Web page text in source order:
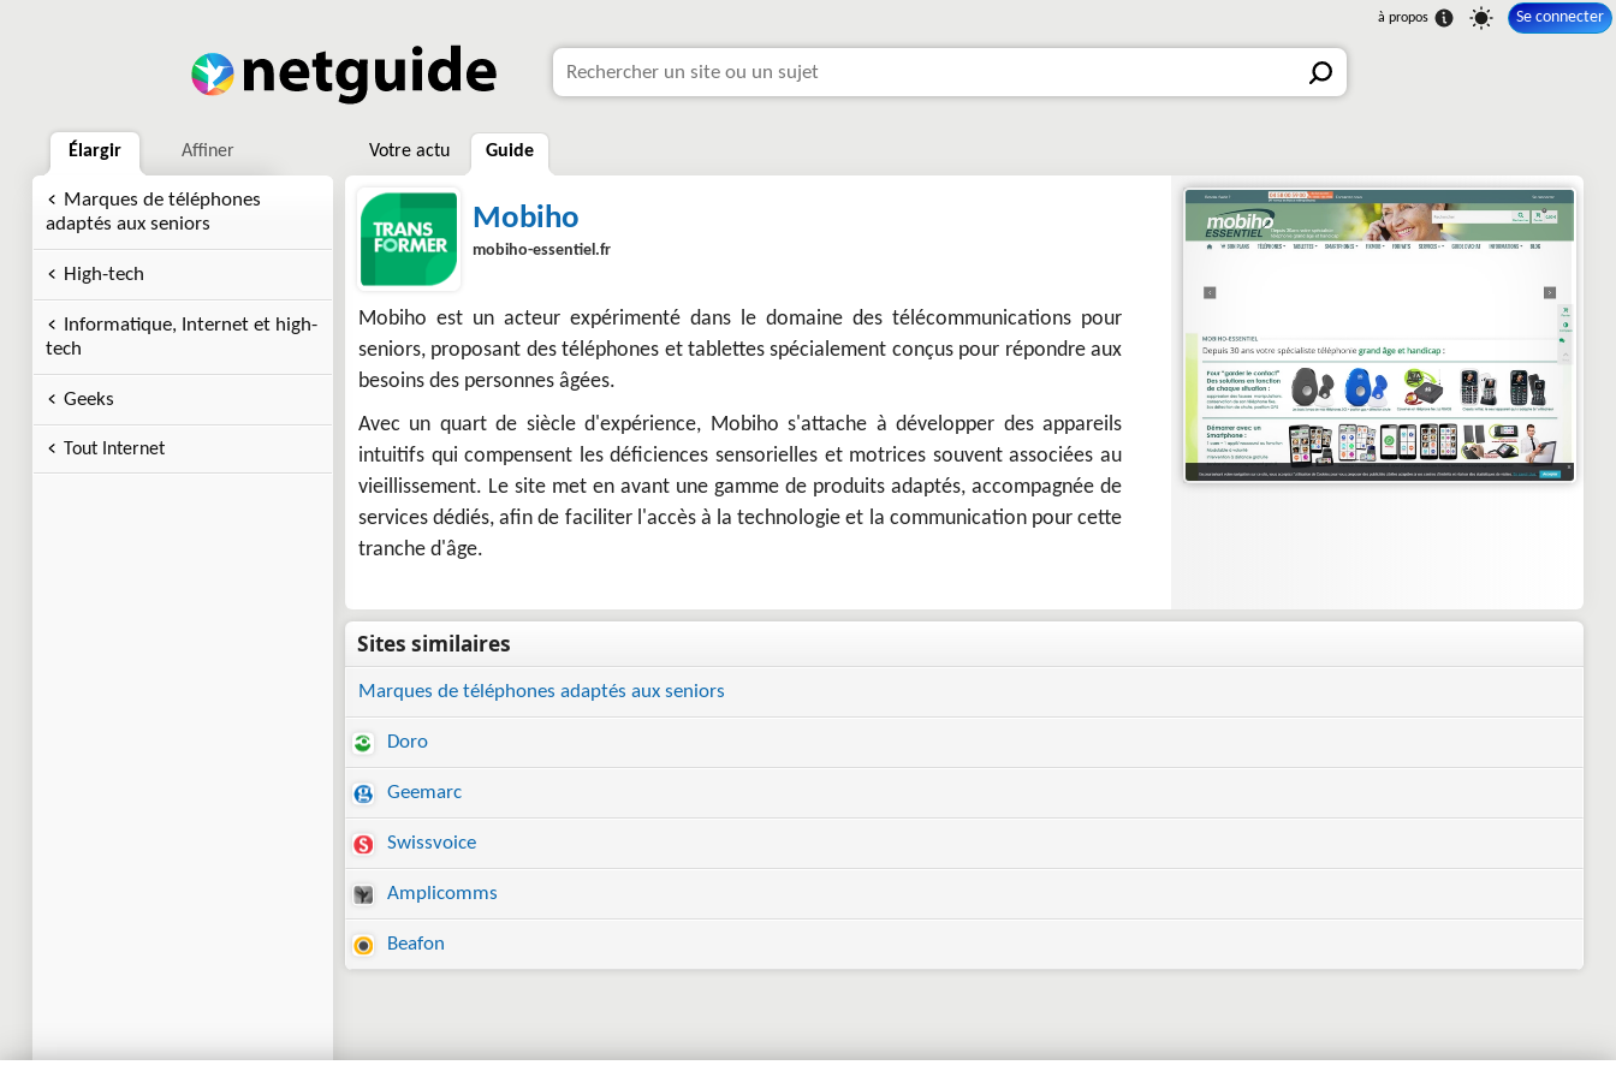
Se connecter
Élargir Affiner
Marques de téléphones
adaptés aux seniors
High-tech
Informatique, Internet et high-
tech
Geeks
Tout Internet
Votre actu Guide
Mobiho
mobiho-essentiel.fr
Mobiho est un acteur expérimenté dans le domaine des télécommunications pour
seniors, proposant des téléphones et tablettes spécialement conçus pour répondre aux
besoins des personnes âgées.
Avec un quart de siècle d'expérience, Mobiho s'attache à développer des appareils
intuitifs qui compensent les déficiences sensorielles et motrices souvent associées au
vieillissement. Le site met en avant une gamme de produits adaptés, accompagnée de
services dédiés, afin de faciliter l'accès à la technologie et la communication pour cette
tranche d'âge.
Marques de téléphones adaptés aux seniors
Doro
Geemarc
Swissvoice
Amplicomms
Beafon